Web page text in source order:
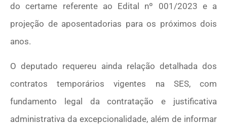
do certame referente ao Edital nº 001/2023 e a
projeção de aposentadorias para os próximos dois
anos.
O deputado requereu ainda relação detalhada dos
contratos temporários vigentes na SES, com
fundamento legal da contratação e justificativa
administrativa da excepcionalidade, além de informar